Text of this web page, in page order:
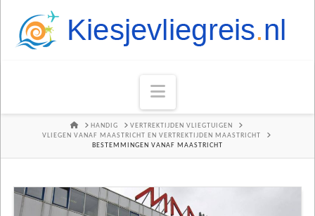
Navigation
HOMEHANDIG
VERTREKTIJDEN VLIEGTUIGEN
VLIEGEN VANAF MAASTRICHT EN VERTREKTIJDEN MAASTRICHT
BESTEMMINGEN VANAF MAASTRICHT